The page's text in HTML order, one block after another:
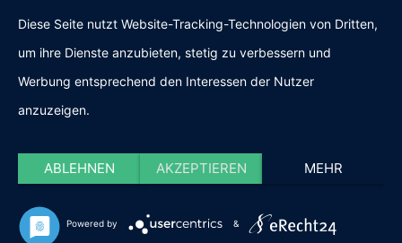
Diese Seite nutzt Website-Tracking-Technologien von Dritten,
um ihre Dienste anzubieten, stetig zu verbessern und
Werbung entsprechend den Interessen der Nutzer
anzuzeigen.
ABLEHNEN AKZEPTIEREN MEHR
Powered by &